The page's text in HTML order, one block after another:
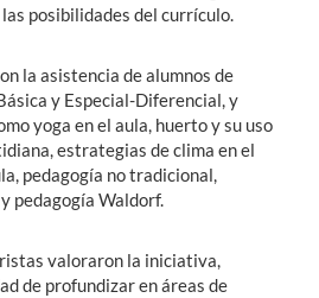
posibilidades del currículo.
la asistencia de alumnos de
y Especial-Diferencial, y
yoga en el aula, huerto y su uso
estrategias de clima en el
pedagogía no tradicional,
pedagogía Waldorf.
valoraron la iniciativa,
de profundizar en áreas de